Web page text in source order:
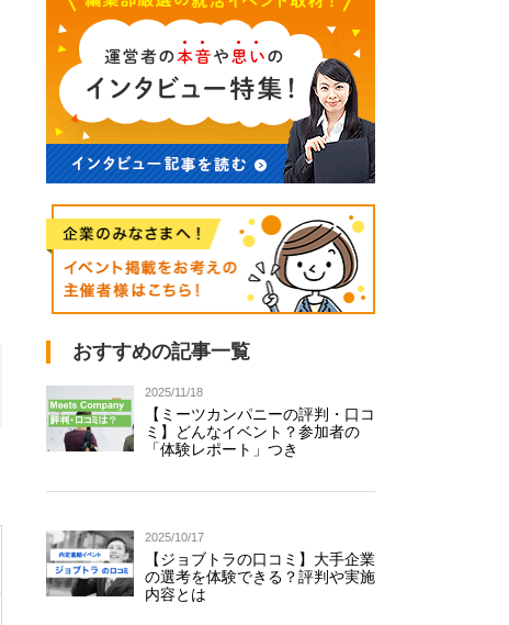
おすすめの記事一覧
2025/11/18
【ミーツカンパニーの評判・口コ
ミ】どんなイベント？参加者の
「体験レポート」つき
2025/10/17
【ジョブトラの口コミ】大手企業
の選考を体験できる？評判や実施
内容とは